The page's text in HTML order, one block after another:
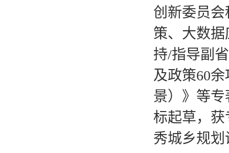
创新委员
策、大数
持/指导副
及政策60余
景）》等专
标起草，
秀城乡规